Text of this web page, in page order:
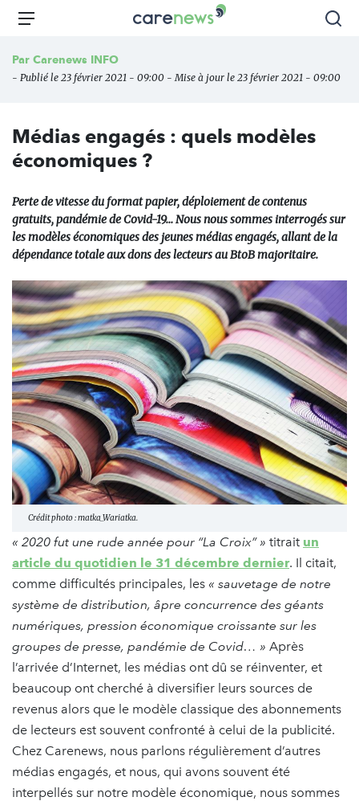
Aller
principal
Carenews,
des
l'engagement
Menu
Par Carenews INFO
- Publié le 23 février 2021 - 09:00 - Mise à jour le 23 février 2021 - 09:00
Médias engagés : quels modèles
économiques ?
Perte de vitesse du format papier, déploiement de contenus
gratuits, pandémie de Covid-19… Nous nous sommes interrogés sur
les modèles économiques des jeunes médias engagés, allant de la
dépendance totale aux dons des lecteurs au BtoB majoritaire.
Crédit photo : matka_Wariatka.
« 2020 fut une rude année pour “La Croix” » titrait un
article du quotidien le 31 décembre dernier. Il citait,
comme difficultés principales, les « sauvetage de notre
système de distribution, âpre concurrence des géants
numériques, pression économique croissante sur les
groupes de presse, pandémie de Covid… » Après
l’arrivée d’Internet, les médias ont dû se réinventer, et
beaucoup ont cherché à diversifier leurs sources de
revenus alors que le modèle classique des abonnements
de lecteurs est souvent confronté à celui de la publicité.
Chez Carenews, nous parlons régulièrement d’autres
médias engagés, et nous, qui avons souvent été
interpellés sur notre modèle économique, nous sommes